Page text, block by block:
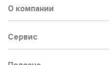
О компании
Сервис